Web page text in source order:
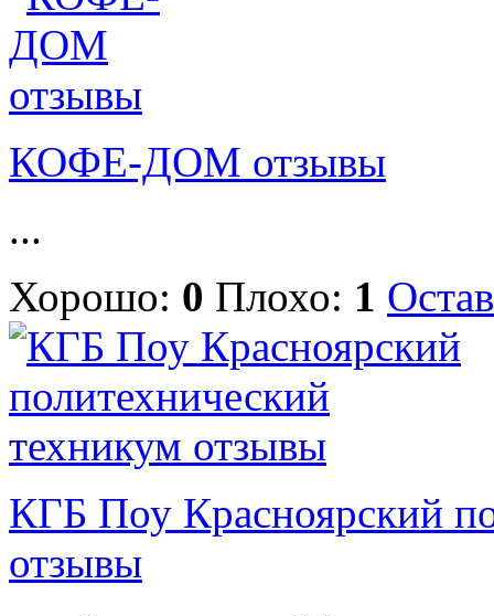
КОФЕ-ДОМ отзывы
...
Хорошо: 0 Плохо: 1
КГБ Поу Красноярский
отзывы